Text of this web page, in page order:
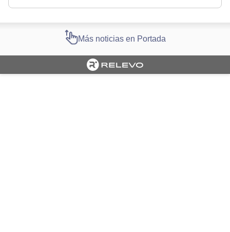
Más noticias en Portada